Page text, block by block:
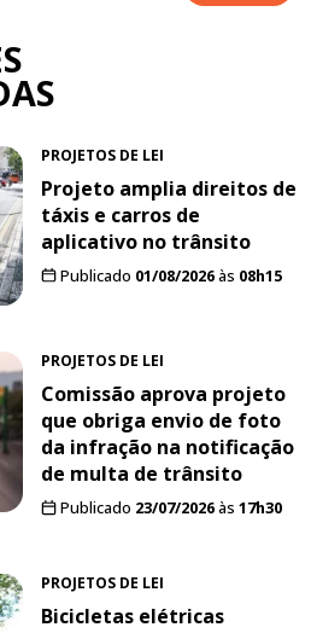
PROJETOS DE LEI
Projeto amplia direitos de
táxis e carros de
aplicativo no trânsito
Publicado 01/08/2026às 08h15
PROJETOS DE LEI
Comissão aprova projeto
que obriga envio de foto
da infração na notificação
de multa de trânsito
Publicado 23/07/2026às 17h30
PROJETOS DE LEI
Bicicletas elétricas